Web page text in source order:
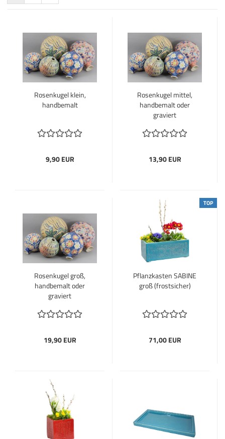
Rosenkugel klein,
handbemalt
9,90 EUR
Rosenkugel mittel,
handbemalt oder
graviert
13,90 EUR
Rosenkugel groß,
handbemalt oder
graviert
19,90 EUR
TOP
Pflanzkasten SABINE
groß (frostsicher)
71,00 EUR